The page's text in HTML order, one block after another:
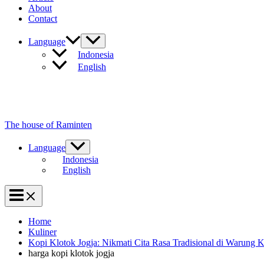
About
Contact
Language
Indonesia
English
The house of Raminten
Language
Indonesia
English
Home
Kuliner
Kopi Klotok Jogja: Nikmati Cita Rasa Tradisional di Warung
harga kopi klotok jogja